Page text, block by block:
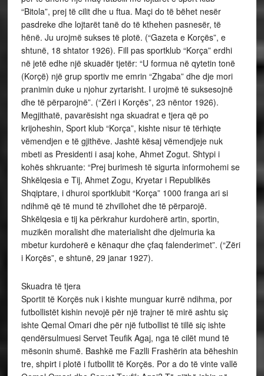
“Bitola”, prej të cilit dhe u ftua. Maçi do të bëhet nesër
pasdreke dhe lojtarët tanë do të kthehen pasnesër, të
hënë. Ju urojmë sukses të plotë. (“Gazeta e Korçës”, e
shtunë, 18 shtator 1926). Fill pas sportklub “Korça” erdhi
në jetë edhe një skuadër tjetër: “U formua në qytetin tonë
(Korçë) një grup sportiv me emrin “Zhgaba” dhe dje mori
pranimin duke u njohur zyrtarisht. I urojmë të suksesojnë
dhe të përparojnë”. (“Zëri i Korçës”, 23 nëntor 1926).
Megjithatë, pavarësisht nga skuadrat e tjera që po
krijoheshin, Sport klub “Korça”, kishte nisur të tërhiqte
vëmendjen e të gjithëve. Jashtë kësaj vëmendjeje nuk
mbeti as Presidenti i asaj kohe, Ahmet Zogut. Shtypi i
kohës shkruante: “Prej burimesh të sigurta informohemi se
Shkëlqesia e Tij, Ahmet Zogu, Kryetar i Republikës
Shqiptare, i dhuroi sportklubit “Korça” 1000 franga ari si
ndihmë që të mund të zhvillohet dhe të përparojë.
Shkëlqesia e tij ka përkrahur kurdoherë artin, sportin,
muzikën moralisht dhe materialisht dhe djelmuria ka
mbetur kurdoherë e kënaqur dhe çfaq falenderimet”. (“Zëri
i Korçës”, e shtunë, 29 janar 1927).
Skuadra të tjera
Sportit të Korçës nuk i kishte munguar kurrë ndihma, por
futbollistët kishin nevojë për një trajner të mirë ashtu siç
ishte Qemal Omari dhe për një futbollist të tillë siç ishte
qendërsulmuesi Servet Teufik Agaj, nga të cilët mund të
mësonin shumë. Bashkë me Fazlli Frashërin ata bëheshin
tre, shpirt i plotë i futbollit të Korçës. Por a do të vinte vallë